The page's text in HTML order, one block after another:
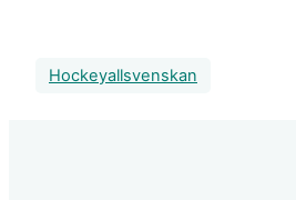
Hockeyallsvenskan